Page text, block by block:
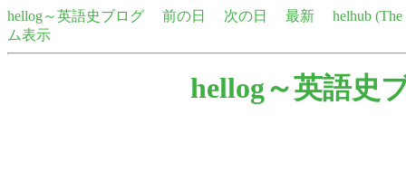
hellog～英語史ブログ 前の日 次の日 最新
helhub
ム表示
hellog～英語史